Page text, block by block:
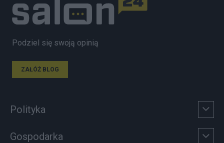
Podziel się swoją opinią
ZAŁÓŻ BLOG
Polityka
Gospodarka